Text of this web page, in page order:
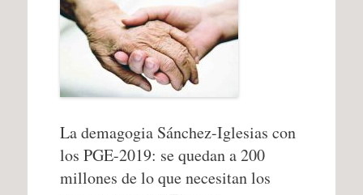
La demagogia Sánchez-Iglesias con
los PGE-2019: se quedan a 200
millones de lo que necesitan los